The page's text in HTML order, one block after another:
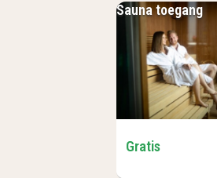
Sauna toegang
Gratis